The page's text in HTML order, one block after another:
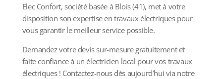
Elec Confort, société basée à Blois (41), met à votre
disposition son expertise en travaux électriques pour
vous garantir le meilleur service possible.
Demandez votre devis sur-mesure gratuitement et
faite confiance à un électricien local pour vos travaux
électriques ! Contactez-nous dès aujourd’hui via notre